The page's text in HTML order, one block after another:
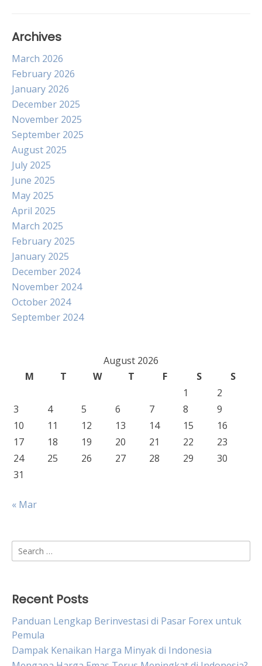
Archives
March 2026
February 2026
January 2026
December 2025
November 2025
September 2025
August 2025
July 2025
June 2025
May 2025
April 2025
March 2025
February 2025
January 2025
December 2024
November 2024
October 2024
September 2024
August 2026
M
T W T F S
S
1
2
3
4 5 6 7 8
9
10
11 12 13 14 15
16
17
18 19 20 21 22
23
24
25 26 27 28 29
30
31
« Mar
Search
for:
Recent Posts
Panduan Lengkap Berinvestasi di Pasar Forex untuk
Pemula
Dampak Kenaikan Harga Minyak di Indonesia